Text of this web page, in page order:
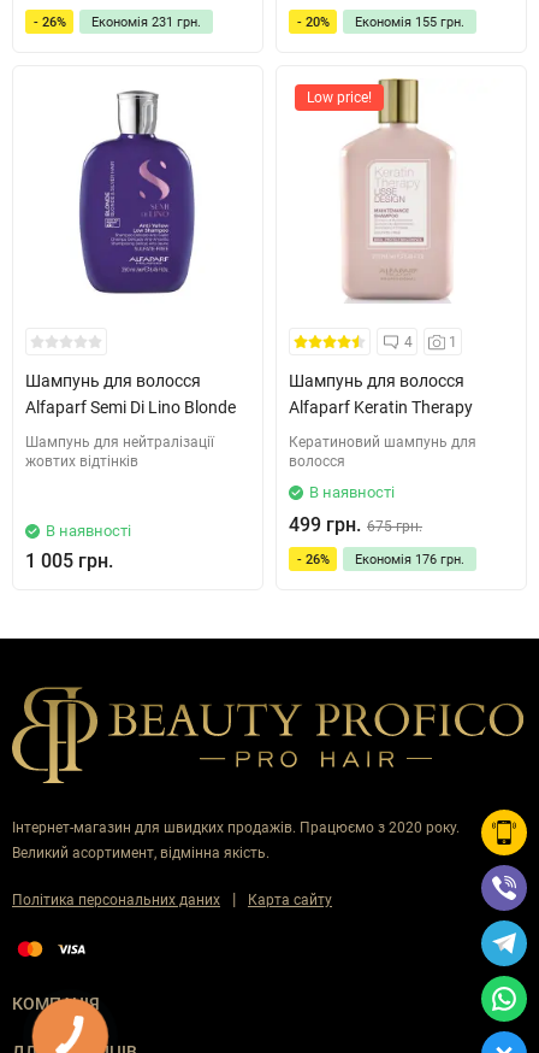
- 26% Економія 231 грн. - 20% Економія 155 грн.
Шампунь для волосcя
Alfaparf Semi Di Lino Blonde
Шампунь для нейтралізації
жовтих відтінків
В наявності
1 005 грн.
Low price!
4 1
Шампунь для волосся
Alfaparf Keratin Therapy
Кератиновий шампунь для
волосся
В наявності
499 грн. 675 грн.
- 26% Економія 176 грн.
Інтернет-магазин для швидких продажів. Працюємо з 2020 року.
Великий асортимент, відмінна якість.
Політика персональних даних | Карта сайту
КОМПАНІЯ